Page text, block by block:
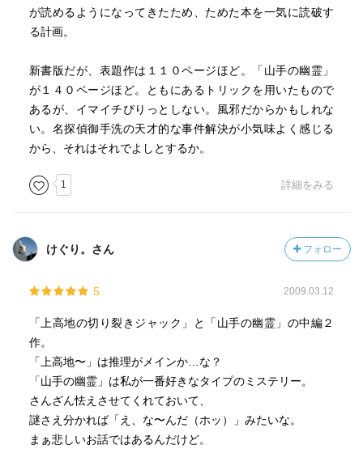
が読めるようになってきたため、ためた本を一気に読破す
る計画。
新書版だが、表題作は１１０ページほど。「山手の幽霊」
が１４０ページほど。ともにあるトリックを用いたもので
あるが、イマイチぴりっとしない。風邪だからかもしれな
い。名探偵御手洗の天才的な事件解決が小気味よく感じる
から、それはそれでよしとするか。
1 詳細をみる
けぐり。さん フォロー
5 2009.03.12
「上高地の切り裂きジャック」と「山手の幽霊」の中編２
作。
「上高地〜」は推理がメインか…な？
「山手の幽霊」は私が一番好きなタイプのミステリー。
さんざん怯えさせてくれておいて、
謎さえ分かれば「え、な〜んだ（ホッ）」みたいな。
まぁ悲しいお話ではあるんだけど。